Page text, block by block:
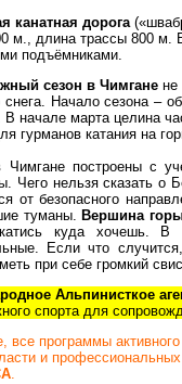
канатная дорога
м., длина трассы 800 м.
подъёмниками.
сезон в Чимгане не
снега. Начало сезона –
начале марта целина
гурманов катания на
построены с
Чего нельзя сказать о
от безопасного
туманы. Вершина
куда хочешь. В
Если что
при себе громкий
Альпинисткое
спорта для
все программы
и
.